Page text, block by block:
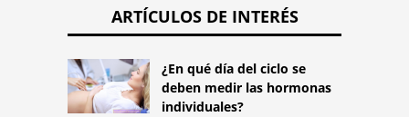
ARTÍCULOS DE INTERÉS
¿En qué día del ciclo se
deben medir las hormonas
individuales?